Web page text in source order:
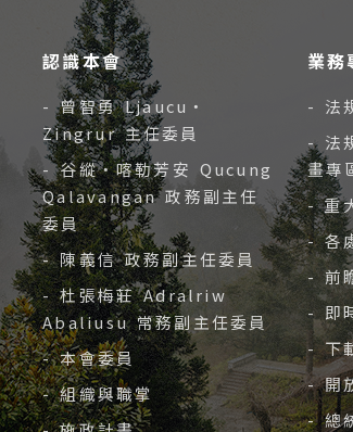
認識本會
- 曾智勇 Ljaucu‧
Zingrur 主任委員
- 谷縱‧喀勒芳安 Qucung
Qalavangan 政務副主任
委員
- 陳義信 政務副主任委員
- 杜張梅莊 Adralriw
Abaliusu 常務副主任委員
- 本會委員
- 組織與職掌
業務
- 法
- 法
畫專
- 重
- 各
- 前
- 即
- 下
- 開
- 總